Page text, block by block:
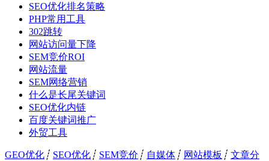
SEO优化排名策略
PHP常用工具
302跳转
网站访问量下降
SEM竞价ROI
网站流量
SEM网络营销
什么是长尾关键词
SEO优化内链
百度关键词推广
外贸工具
GEO优化 ┊ SEO优化 ┊ SEM竞价 ┊ 自媒体 ┊ 网站模板 ┊ 文章分